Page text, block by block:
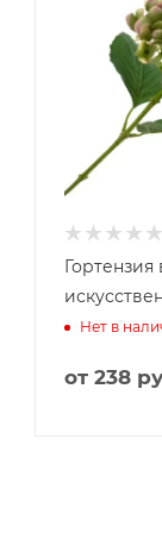
Гортензия
Нет в
от 238